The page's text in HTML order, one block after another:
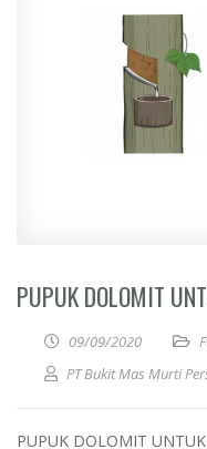
PUPUK DOLOMIT
09/09/2020
PT Bukit Mas Murti
PUPUK DOLOMIT